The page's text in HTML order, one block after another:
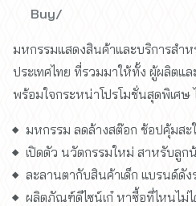
Buy/
มหกรรมแสดงสินค้าและบริการสำ
ประเทศไทย ที่รวมมาให้ทั้ง ผู้ผลิตแ
พร้อมใจกระหน่าโปรโมชั่นสุดพิเศษ
มหกรรม ลดล้างสต๊อก ช้อปคุ้มสะ
เปิดตัว นวัตกรรมใหม่ สาหรับลูก
ละลานตากับสินค้าเด็ก แบรนด์ดัง
ผลิตภัณฑ์ดีไซน์เก๋ หาซื้อที่ไหนไม่ไ